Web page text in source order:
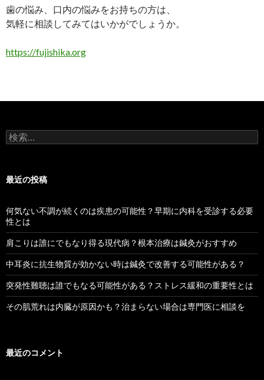
歯の悩み、口内の悩みをお持ちの方は、
気軽に相談してみてはいかがでしょうか。
https://fujishika.org
検索:
最近の投稿
何気ない不調が続くのは疾患の可能性？早期に内科を受診する必要
性とは
肩こりは誰にでもなり得る現代病？根本治療は鍼灸がおすすめ
中耳炎に抗生物質が効かない時は鍼灸で改善する可能性がある？
突発性難聴は誰でもなる可能性がある？ストレス緩和の重要性とは
その肌荒れは内臓が原因かも？治まらない場合は専門医に相談を
最近のコメント